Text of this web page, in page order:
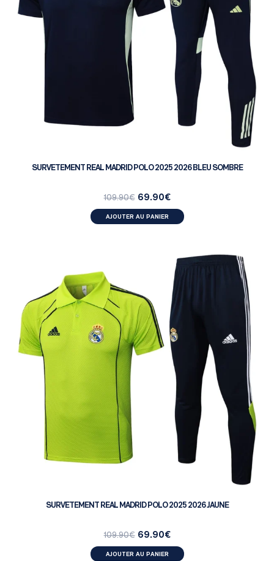
SURVETEMENT REAL MADRID POLO 2025 2026 BLEU SOMBRE
109.90€ 69.90€
AJOUTER AU PANIER
SURVETEMENT REAL MADRID POLO 2025 2026 JAUNE
109.90€ 69.90€
AJOUTER AU PANIER